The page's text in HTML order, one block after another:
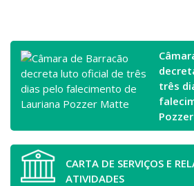
três
CARTA DE SERVIÇOS E
ATIVIDADES